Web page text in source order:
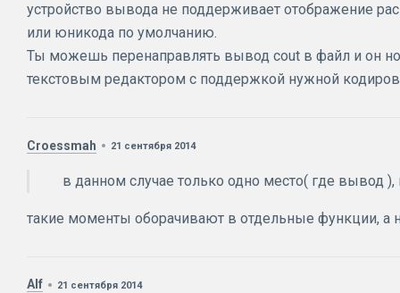
устройство вывода не поддерживает отображение
или юникода по умолчанию.
Ты можешь перенаправлять вывод cout в файл и он
текстовым редактором с поддержкой нужной
Croessmah 21 сентября 2014
в данном случае только одно место( где вывод ),
такие моменты оборачивают в отдельные функции, а
Alf 21 сентября 2014